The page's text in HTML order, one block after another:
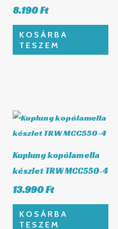
8.190Ft
KOSÁRBA
TESZEM
Kuplung kopólamella
készlet TRW MCC550-4
13.990Ft
KOSÁRBA
TESZEM